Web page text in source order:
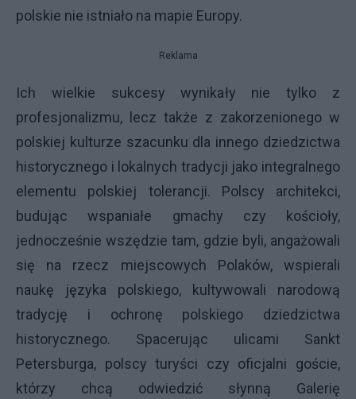
polskie nie istniało na mapie Europy.
Reklama
Ich wielkie sukcesy wynikały nie tylko z
profesjonalizmu, lecz także z zakorzenionego w
polskiej kulturze szacunku dla innego dziedzictwa
historycznego i lokalnych tradycji jako integralnego
elementu polskiej tolerancji. Polscy architekci,
budując wspaniałe gmachy czy kościoły,
jednocześnie wszędzie tam, gdzie byli, angażowali
się na rzecz miejscowych Polaków, wspierali
naukę języka polskiego, kultywowali narodową
tradycję i ochronę polskiego dziedzictwa
historycznego. Spacerując ulicami Sankt
Petersburga, polscy turyści czy oficjalni goście,
którzy chcą odwiedzić słynną Galerię